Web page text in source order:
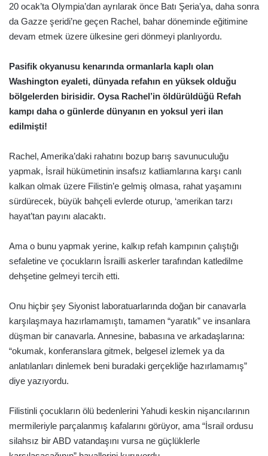
20 ocak’ta Olympia’dan ayrılarak önce Batı Şeria’ya, daha sonra
da Gazze şeridi’ne geçen Rachel, bahar döneminde eğitimine
devam etmek üzere ülkesine geri dönmeyi planlıyordu.
Pasifik okyanusu kenarında ormanlarla kaplı olan
Washington eyaleti, dünyada refahın en yüksek olduğu
bölgelerden birisidir. Oysa Rachel’in öldürüldüğü Refah
kampı daha o günlerde dünyanın en yoksul yeri ilan
edilmişti!
Rachel, Amerika’daki rahatını bozup barış savunuculuğu
yapmak, İsrail hükümetinin insafsız katliamlarına karşı canlı
kalkan olmak üzere Filistin’e gelmiş olmasa, rahat yaşamını
sürdürecek, büyük bahçeli evlerde oturup, ‘amerikan tarzı
hayat’tan payını alacaktı.
Ama o bunu yapmak yerine, kalkıp refah kampının çalıştığı
sefaletine ve çocukların İsrailli askerler tarafından katledilme
dehşetine gelmeyi tercih etti.
Onu hiçbir şey Siyonist laboratuarlarında doğan bir canavarla
karşılaşmaya hazırlamamıştı, tamamen “yaratık” ve insanlara
düşman bir canavarla. Annesine, babasına ve arkadaşlarına:
“okumak, konferanslara gitmek, belgesel izlemek ya da
anlatılanları dinlemek beni buradaki gerçekliğe hazırlamamış”
diye yazıyordu.
Filistinli çocukların ölü bedenlerini Yahudi keskin nişancılarının
mermileriyle parçalanmış kafalarını görüyor, ama “İsrail ordusu
silahsız bir ABD vatandaşını vursa ne güçlüklerle